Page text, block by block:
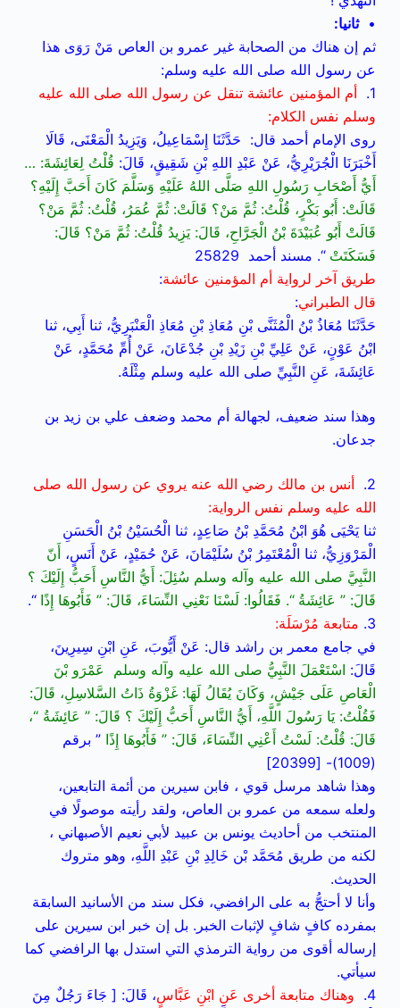
•ثانيا:
ثم إن هناك من الصحابة غير عمرو بن العاص مَنْ رَوَى هذا
عن رسول الله صلى الله عليه وسلم:
1.
أم المؤمنين عائشة تنقل عن رسول الله صلى الله عليه
وسلم نفس الكلام:
روى الإمام أحمد قال: حَدَّثَنَا إِسْمَاعِيلُ، وَيَزِيدُ الْمَعْنَى، قَالَا
أَخْبَرَنَا الْجُرَيْرِيُّ، عَنْ عَبْدِ اللهِ بْنِ شَقِيقٍ، قَالَ: قُلْتُ لِعَائِشَةَ: …
أَيُّ أَصْحَابِ رَسُولِ اللهِ صَلَّى اللهُ عَلَيْهِ وَسَلَّمَ كَانَ أَحَبَّ إِلَيْهِ؟
قَالَتْ: أَبُو بَكْرٍ، قُلْتُ: ثُمَّ مَنْ؟ قَالَتْ: ثُمَّ عُمَرُ، قُلْتُ: ثُمَّ مَنْ؟
قَالَتْ أَبُو عُبَيْدَةَ بْنُ الْجَرَّاحِ، قَالَ: يَزِيدُ قُلْتُ: ثُمَّ مَنْ؟ قَالَ:
فَسَكَتَتْ “. مسند أحمد 25829
طريق آخر لرواية أم المؤمنين عائشة:
قال الطبراني:
حَدَّثَنَا مُعَاذُ بْنُ الْمُثَنَّى بْنِ مُعَاذِ بْنِ مُعَاذِ الْعَنْبَرِيُّ، ثنا أَبِي، ثنا
ابْنُ عَوْنٍ، عَنْ عَلِيِّ بْنِ زَيْدِ بْنِ جُدْعَانَ، عَنْ أُمِّ مُحَمَّدٍ، عَنْ
عَائِشَةَ، عَنِ النَّبِيِّ صلى الله عليه وسلم مِثْلَهُ.
وهذا سند ضعيف، لجهالة أم محمد وضعف علي بن زيد بن
جدعان.
2.
أنس بن مالك رضي الله عنه يروي عن رسول الله صلى
الله عليه وسلم نفس الرواية:
ثنا يَحْيَى هُوَ ابْنُ مُحَمَّدِ بْنُ صَاعِدٍ، ثنا الْحُسَيْنُ بْنُ الْحَسَنِ
الْمَرْوَزِيُّ، ثنا الْمُعْتَمِرُ بْنُ سُلَيْمَانَ، عَنْ حُمَيْدٍ، عَنْ أَنَسٍ، أَنّ
النَّبِيَّ صلى الله عليه وآله وسلم سُئِلَ: أَيُّ النَّاسِ أَحَبُّ إِلَيْكَ ؟
قَالَ: ” عَائِشَةُ “. فَقَالُوا: لَسْنَا نَعْنِي النِّسَاءَ، قَالَ: ” فَأَبُوهَا إِذًا “.
3. متابعة مُرْسَلَة:
في جامع معمر بن راشد قال: عَنْ أَيُّوبَ، عَنِ ابْنِ سِيرِينَ،
قَالَ: اسْتَعْمَلَ النَّبِيُّ صلى الله عليه وآله وسلم عَمْرَو بْنَ
الْعَاصِ عَلَى جَيْشٍ، وَكَانَ يُقَالُ لَهَا: غَزْوَةُ ذَاتُ السَّلاسِلِ، قَالَ:
فَقُلْتُ: يَا رَسُولَ اللَّهِ، أَيُّ النَّاسِ أَحَبُّ إِلَيْكَ ؟ قَالَ: ” عَائِشَةُ “،
قَالَ: قُلْتُ: لَسْتُ أَعْنِي النِّسَاءَ، قَالَ: ” فَأَبُوهَا إِذًا ” برقم
(1009)- [20399]
وهذا شاهد مرسل قوي ، فابن سيرين من أئمة التابعين،
ولعله سمعه من عمرو بن العاص، ولقد رأيته موصولًا في
المنتخب من أحاديث يونس بن عبيد لأبي نعيم الأصبهاني ،
لكنه من طريق مُحَمَّد بْن خَالِدِ بْنِ عَبْدِ اللَّهِ، وهو متروك
الحديث.
وأنا لا أحتجُّ به على الرافضي، فكل سند من الأسانيد السابقة
بمفرده كافٍ شافٍ لإثبات الخبر. بل إن خبر ابن سيرين على
إرساله أقوى من رواية الترمذي التي استدل بها الرافضي كما
سيأتي.
4.
وهناك متابعة أخرى عَنِ ابْنِ عَبَّاسٍ، قَالَ: [ جَاءَ رَجُلٌ مِنَ